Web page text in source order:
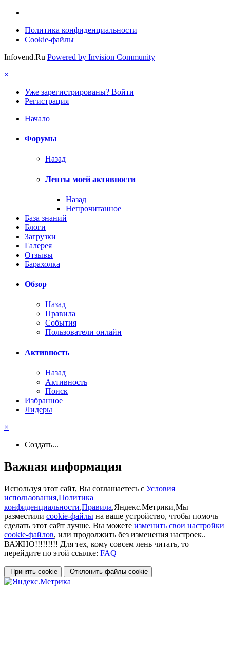
Политика конфиденциальности
Cookie-файлы
Infovend.Ru Powered by Invision Community
×
Уже зарегистрированы? Войти
Регистрация
Начало
Форумы
Назад
Ленты моей активности
Назад
Непрочитанное
База знаний
Блоги
Загрузки
Галерея
Отзывы
Барахолка
Обзор
Назад
Правила
События
Пользователи онлайн
Активность
Назад
Активность
Поиск
Избранное
Лидеры
×
Создать...
Важная информация
Используя этот сайт, Вы соглашаетесь с Условия
использования,Политика
конфиденциальности,Правила,Яндекс.Метрики,Мы
разместили cookie-файлы на ваше устройство, чтобы помочь
сделать этот сайт лучше. Вы можете изменить свои настройки
cookie-файлов, или продолжить без изменения настроек..
ВАЖНО!!!!!!!!! Для тех, кому совсем лень читать, то
перейдите по этой ссылке: FAQ
Принять cookie Отклонить файлы сookie